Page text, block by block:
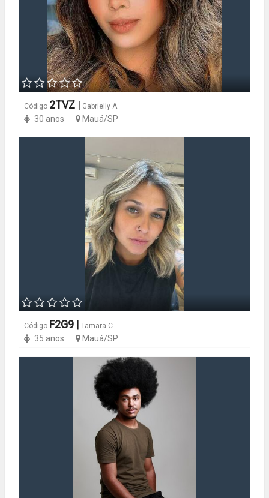
Código 2TVZ | Gabrielly A.
30 anos Mauá/SP
Código F2G9 | Tamara C.
35 anos Mauá/SP